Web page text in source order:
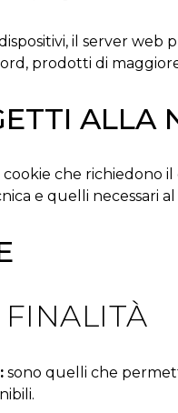
il server
prodotti di
ALLA
cookie che
e quelli necessari
sono quelli che